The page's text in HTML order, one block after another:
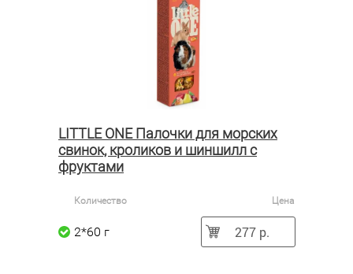
LITTLE ONE Палочки для морских
свинок, кроликов и шиншилл с
фруктами
Количество Цена
2*60 г 277 р.